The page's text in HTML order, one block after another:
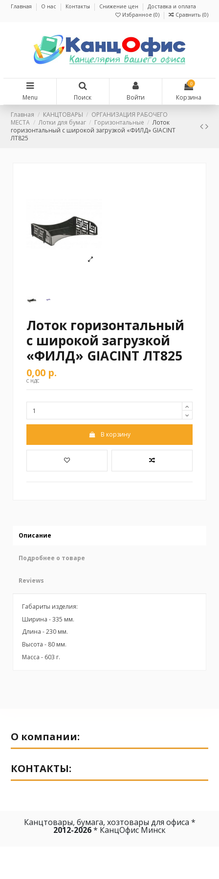
Главная О нас Контакты Снижение цен
Доставка и оплата
Избранное (0) Сравнить (0)
Menu Поиск Войти
0
Корзина
Главная КАНЦТОВАРЫ
ОРГАНИЗАЦИЯ РАБОЧЕГО
МЕСТА
Лотки для бумаг Горизонтальные
Лоток
горизонтальный с широкой загрузкой «ФИЛД» GIACINT
ЛТ825
Лоток горизонтальный
с широкой загрузкой
«ФИЛД» GIACINT ЛТ825
0,00 р.
С НДС
В корзину
Описание
Подробнее о товаре
Reviews
Габариты изделия:
Ширина - 335 мм.
Длина - 230 мм.
Высота - 80 мм.
Масса - 603 г.
О компании:
КОНТАКТЫ:
Канцтовары, бумага, хозтовары для офиса *
2012-2026* КанцОфис Минск